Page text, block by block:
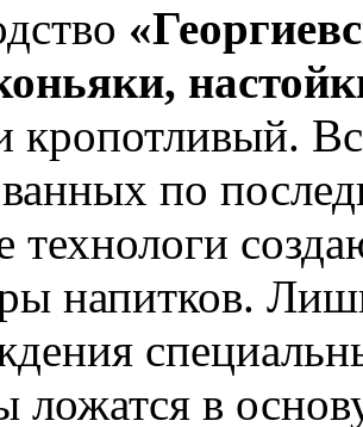
кропотливый.
по
технологи
напитков.
ложатся в